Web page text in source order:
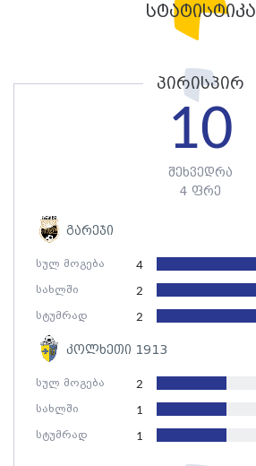
სტატისტიკა
პირისპირ
გარეჯი
სულ მოგება 4
სახლში 2
სტუმრად 2
კოლხეთი 1913
სულ მოგება 2
სახლში 1
სტუმრად 1
10
შეხვედრა
4 ფრე